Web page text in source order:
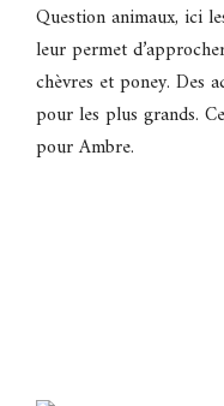
Question animaux, ici
leur permet
chèvres et poney. Des
pour les plus grands.
pour Ambre.